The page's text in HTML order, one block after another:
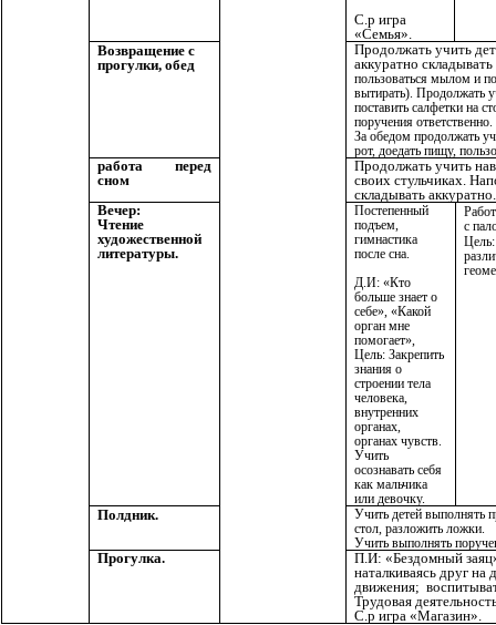
С.р игра
«Семья».
Возвращение с
прогулки, обед
Продолжать учить
аккуратно
пользоваться мылом и
вытирать). Продолжать
поставить салфетки на
поручения ответственно.
За обедом продолжать
рот, доедать пищу,
работа перед
сном
Продолжать учить
своих стульчиках.
складывать аккуратно.
Вечер:
Чтение
художественной
литературы.
Постепенный
подъем,
гимнастика
после сна.
Д.И: «Кто
больше знает о
себе», «Какой
орган мне
помогает»,
Цель: Закрепить
знания о
строении тела
человека,
внутренних
органах,
органах чувств.
Учить
осознавать себя
как мальчика
или девочку.
с
Полдник.
Учить детей выполнять
стол, разложить ложки.
Учить выполнять
Прогулка.
П.И: «Бездомный
наталкиваясь друг на
движения;
Трудовая
С.р игра «Магазин».